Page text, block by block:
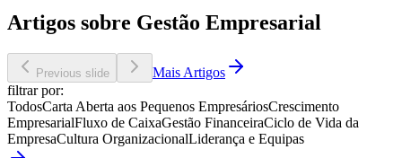
Artigos sobre Gestão Empresarial
Previous slide
Mais Artigos
filtrar por:
TodosCarta Aberta aos Pequenos EmpresáriosCrescimento
EmpresarialFluxo de CaixaGestão FinanceiraCiclo de Vida da
EmpresaCultura OrganizacionalLiderança e Equipas